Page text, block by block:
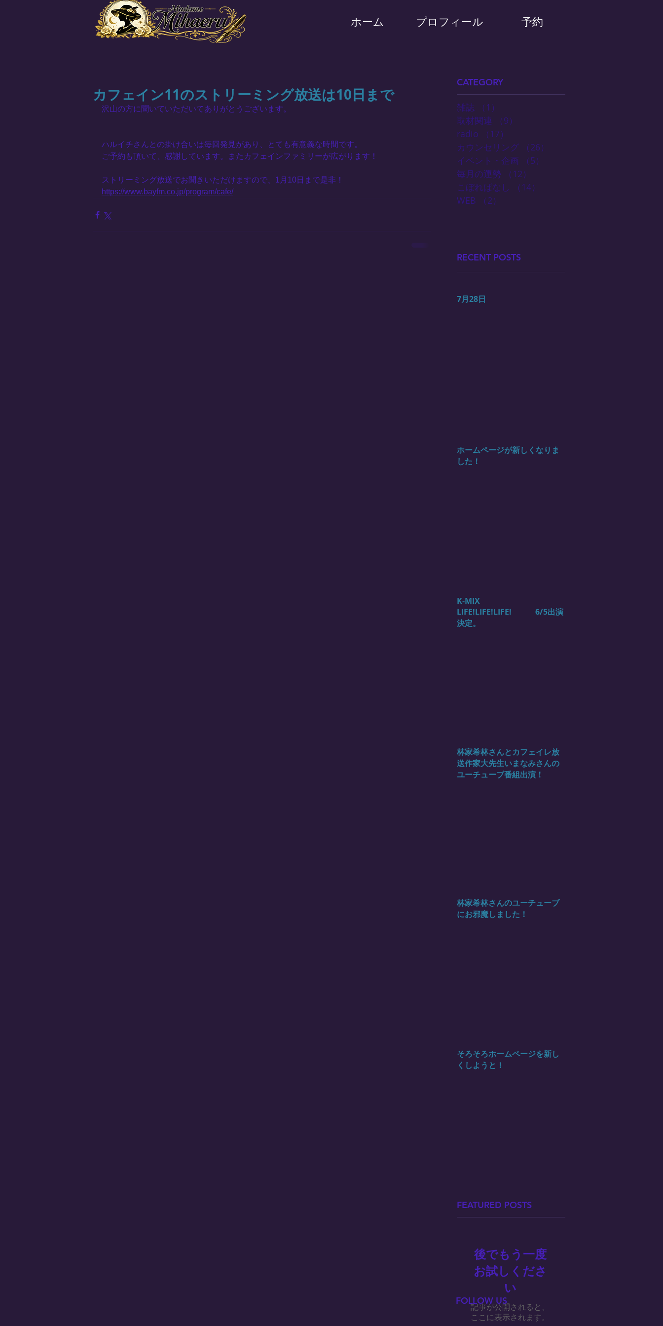
ホーム プロフィール 予約
カフェイン11のストリーミング放送は10日まで
沢山の方に聞いていただいてありがとうございます。
ハルイチさんとの掛け合いは毎回発見があり、とても有意義な時間です。
ご予約も頂いて、感謝しています。またカフェインファミリーが広がります！
ストリーミング放送でお聞きいただけますので、1月10日まで是非！
https://www.bayfm.co.jp/program/cafe/
CATEGORY
雑誌 （1）
取材関連
（9）
radio
（17）
カウンセリング
（26）
イベント・企画
（5）
毎月の運勢
（12）
こぼればなし
（14）
WEB
（2）
RECENT POSTS
7月28日
ホームページが新しくなりま
した！
K-MIX
LIFE!LIFE!LIFE! 6/5出演
決定。
林家希林さんとカフェイレ放
送作家大先生いまなみさんの
ユーチューブ番組出演！
林家希林さんのユーチューブ
にお邪魔しました！
そろそろホームページを新し
くしようと！
FEATURED POSTS
後でもう一度
お試しくださ
い
記事が公開されると、
ここに表示されます。
FOLLOW US